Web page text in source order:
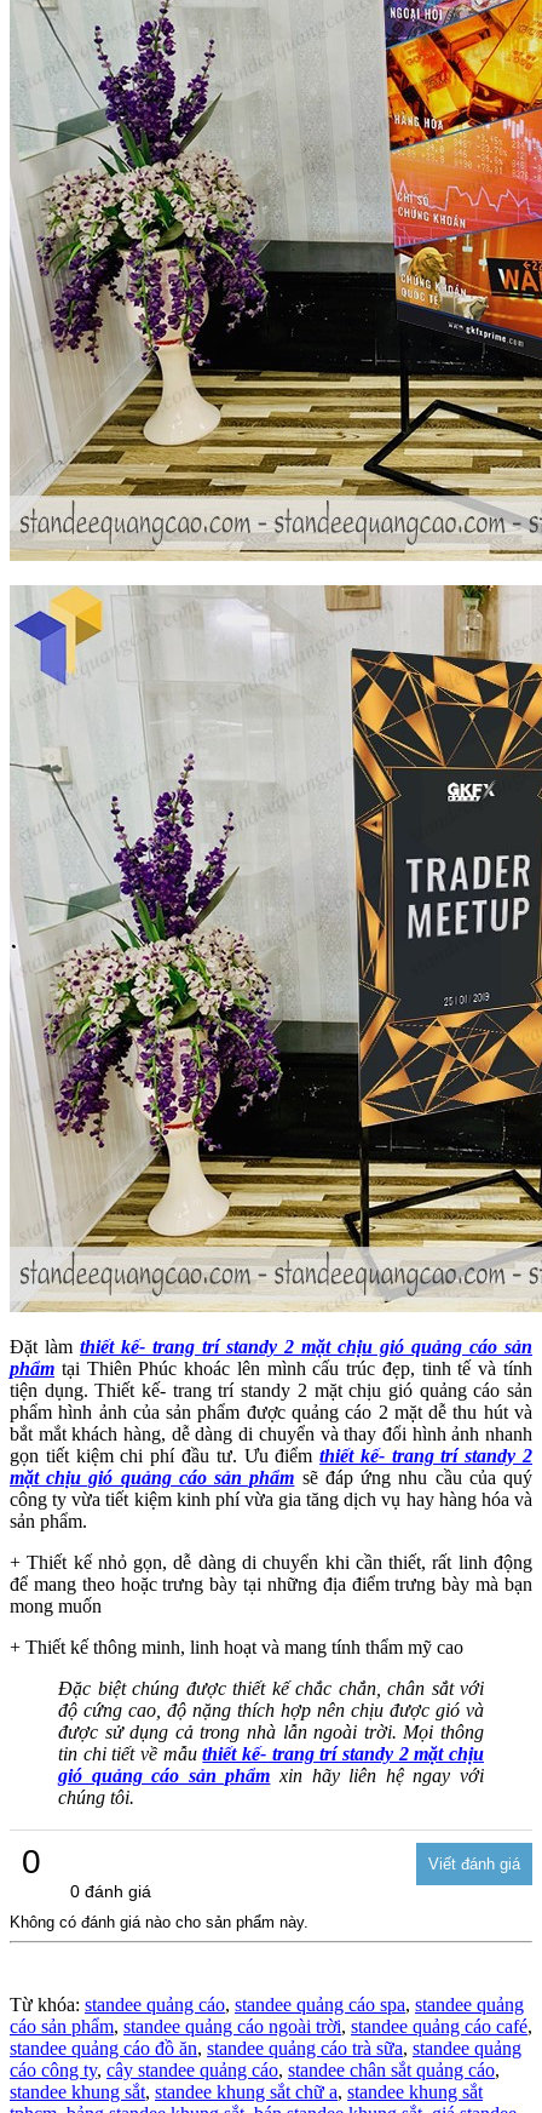
Đặt làm thiết kế- trang trí standy 2 mặt chịu gió quảng cáo sản
phẩm tại Thiên Phúc khoác lên mình cấu trúc đẹp, tinh tế và tính
tiện dụng. Thiết kế- trang trí standy 2 mặt chịu gió quảng cáo sản
phẩm hình ảnh của sản phẩm được quảng cáo 2 mặt dễ thu hút và
bắt mắt khách hàng, dễ dàng di chuyển và thay đổi hình ảnh nhanh
gọn tiết kiệm chi phí đầu tư. Ưu điểmthiết kế- trang trí standy 2
mặt chịu gió quảng cáo sản phẩm sẽ đáp ứng nhu cầu của quý
công ty vừa tiết kiệm kinh phí vừa gia tăng dịch vụ hay hàng hóa và
sản phẩm.
+ Thiết kế nhỏ gọn, dễ dàng di chuyển khi cần thiết, rất linh động
để mang theo hoặc trưng bày tại những địa điểm trưng bày mà bạn
mong muốn
+ Thiết kế thông minh, linh hoạt và mang tính thẩm mỹ cao
Đặc biệt chúng được thiết kế chắc chắn, chân sắt với
độ cứng cao, độ nặng thích hợp nên chịu được gió và
được sử dụng cả trong nhà lẫn ngoài trời. Mọi thông
tin chi tiết về mẫuthiết kế- trang trí standy 2 mặt chịu
gió quảng cáo sản phẩm xin hãy liên hệ ngay với
chúng tôi.
0
0 đánh giá
Không có đánh giá nào cho sản phẩm này.
Từ khóa: standee quảng cáo, standee quảng cáo spa, standee quảng
cáo sản phẩm, standee quảng cáo ngoài trời, standee quảng cáo café,
standee quảng cáo đồ ăn, standee quảng cáo trà sữa, standee quảng
cáo công ty, cây standee quảng cáo, standee chân sắt quảng cáo,
standee khung sắt, standee khung sắt chữ a, standee khung sắt